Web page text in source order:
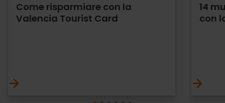
Come risparmiare con la
Valencia Tourist Card
14
con